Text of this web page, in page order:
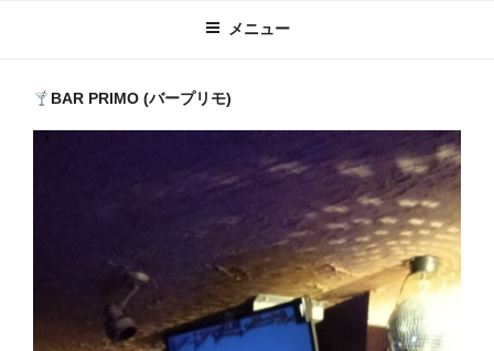
メニュー
BAR PRIMO (バープリモ)